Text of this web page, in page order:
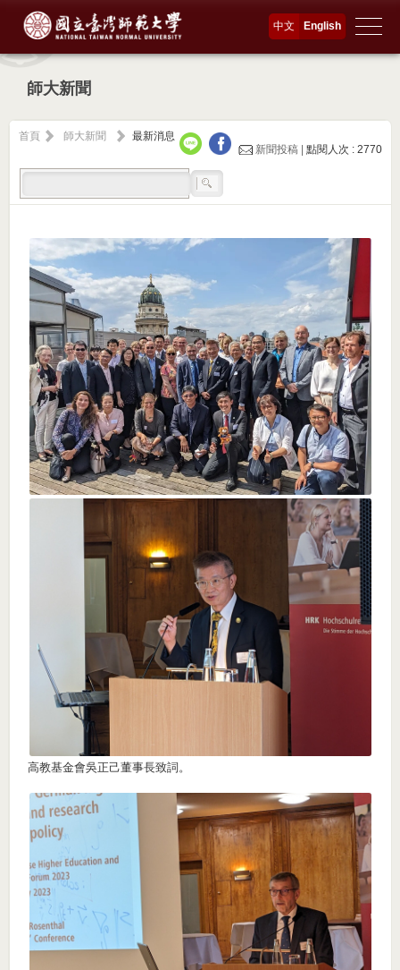
English
中文
師大新聞
首頁 師大新聞
最新消息
新聞投稿 |點閱人次 : 2770
高教基金會吳正己董事長致詞。